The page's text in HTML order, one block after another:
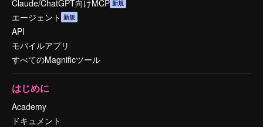
Claude/ChatGPT向けMCP 新規
エージェント 新規
API
モバイルアプリ
すべてのMagnificツール
はじめに
Academy
ドキュメント